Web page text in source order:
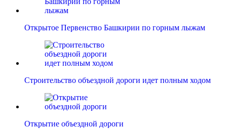
Открытое Первенство Башкирии по горным лыжам
Строительство объездной дороги идет полным ходом
Открытие объездной дороги